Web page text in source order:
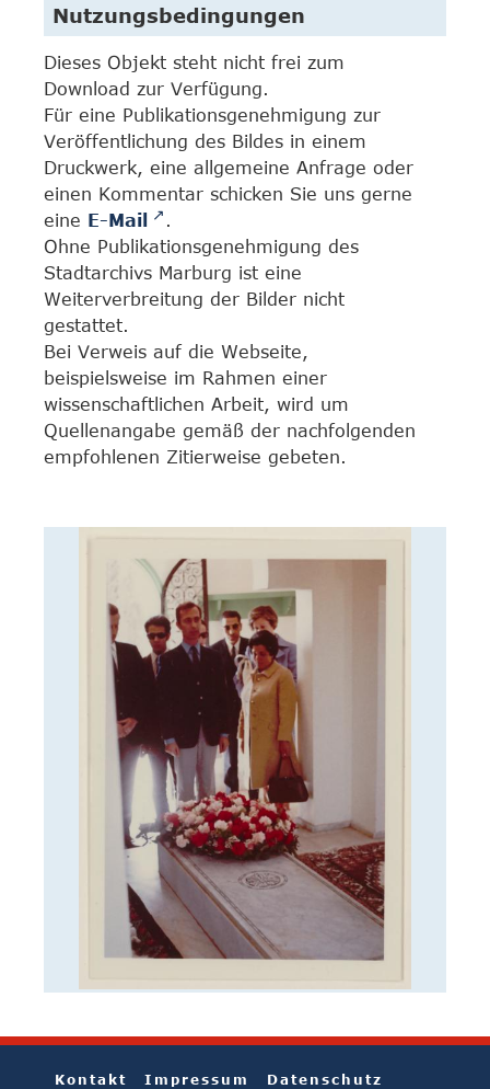
Nutzungsbedingungen
Dieses Objekt steht nicht frei zum
Download zur Verfügung.
Für eine Publikationsgenehmigung zur
Veröffentlichung des Bildes in einem
Druckwerk, eine allgemeine Anfrage oder
einen Kommentar schicken Sie uns gerne
eine E-Mail
.
Ohne Publikationsgenehmigung des
Stadtarchivs Marburg ist eine
Weiterverbreitung der Bilder nicht
gestattet.
Bei Verweis auf die Webseite,
beispielsweise im Rahmen einer
wissenschaftlichen Arbeit, wird um
Quellenangabe gemäß der nachfolgenden
empfohlenen Zitierweise gebeten.
Kontakt Impressum
Datenschutz